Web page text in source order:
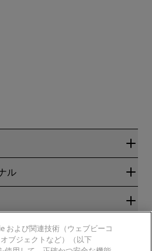
ル
および関連技術（ウェブビーコ
ブジェクトなど）（以下